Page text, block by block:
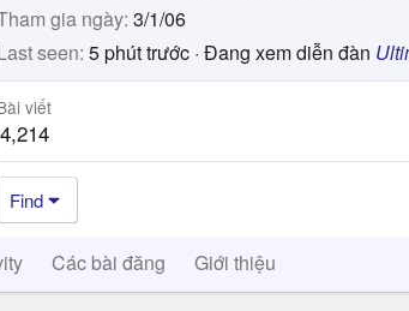
gia ngày 3/1/06
seen 5 phút trước · Đang xem diễn đàn
viết
4,214
Find
Các bài đăng Giới thiệu